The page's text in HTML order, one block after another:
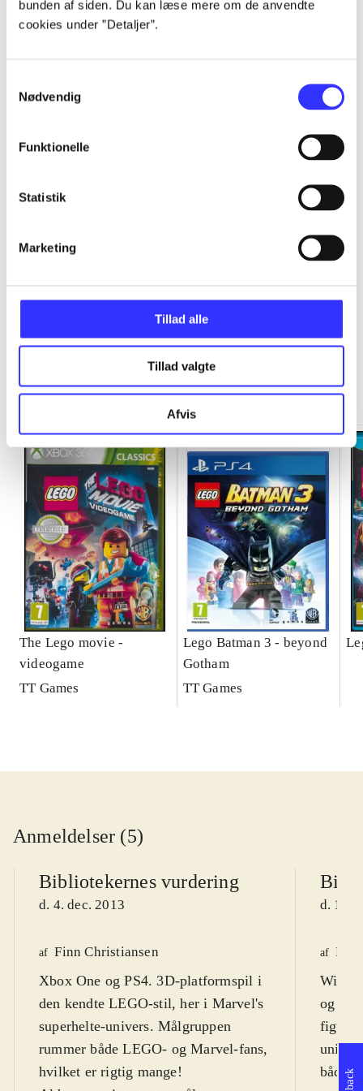
bunden af siden. Du kan læse mere om de anvendte
cookies under ”Detaljer”.
Nødvendig
Funktionelle
Statistik
Marketing
Tillad alle
Tillad valgte
Afvis
Alle registrerede artikler fordelt på udgivelser
...
Minder om
The Lego movie -
videogame
TT Games
Lego Batman 3 - beyond
Gotham
TT Games
Anmeldelser (5)
Bibliotekernes vurdering
d. 4. dec. 2013
af Finn Christiansen
Xbox One og PS4. 3D-platformspil i
den kendte LEGO-stil, her i Marvel's
superhelte-univers. Målgruppen
rummer både LEGO- og Marvel-fans,
hvilket er rigtig mange!
d. 11.
af
Wii U.
og
figurer
både